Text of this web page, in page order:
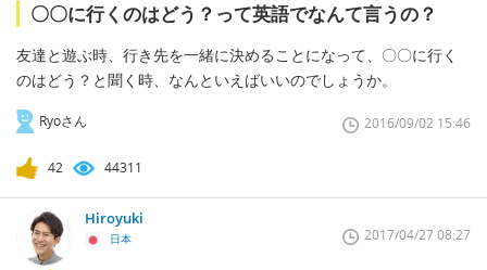
〇〇に行くのはどう？って英語でなんて言うの？
友達と遊ぶ時、行き先を一緒に決めることになって、〇〇に行く
のはどう？と聞く時、なんといえばいいのでしょうか。
Ryoさん 2016/09/02 15:46
42 44311
Hiroyuki
日本 2017/04/27 08:27